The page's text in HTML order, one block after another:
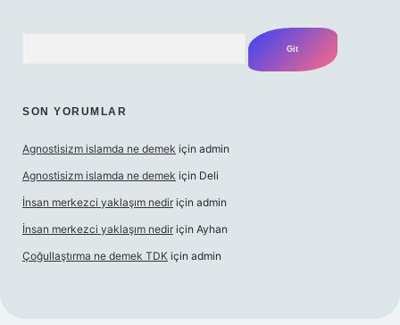
SON YORUMLAR
Agnostisizm islamda ne demek için admin
Agnostisizm islamda ne demek için Deli
İnsan merkezci yaklaşım nedir için admin
İnsan merkezci yaklaşım nedir için Ayhan
Çoğullaştırma ne demek TDK için admin